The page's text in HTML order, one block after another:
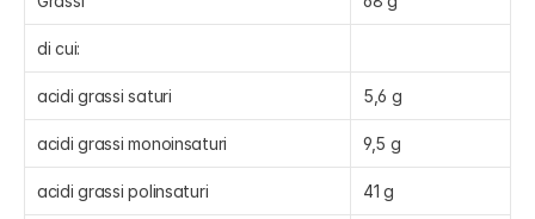
di cui:
acidi grassi saturi 5,6 g
acidi grassi monoinsaturi 9,5 g
acidi grassi polinsaturi 41 g